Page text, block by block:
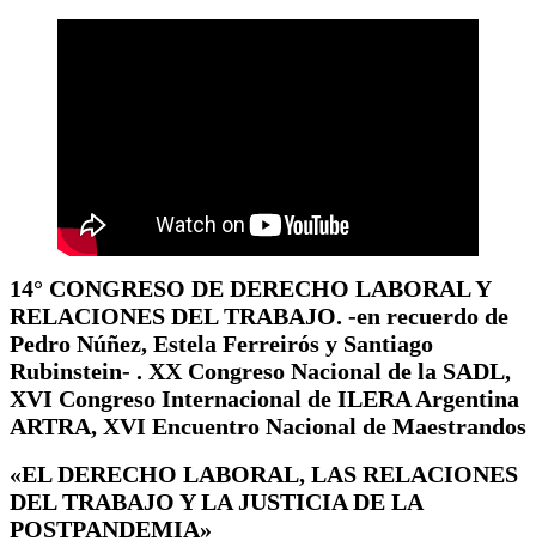
14° CONGRESO DE DERECHO LABORAL Y
RELACIONES DEL TRABAJO. -en recuerdo de
Pedro Núñez, Estela Ferreirós y Santiago
Rubinstein- . XX Congreso Nacional de la SADL,
XVI Congreso Internacional de ILERA Argentina
ARTRA, XVI Encuentro Nacional de Maestrandos
«EL DERECHO LABORAL, LAS RELACIONES
DEL TRABAJO Y LA JUSTICIA DE LA
POSTPANDEMIA»